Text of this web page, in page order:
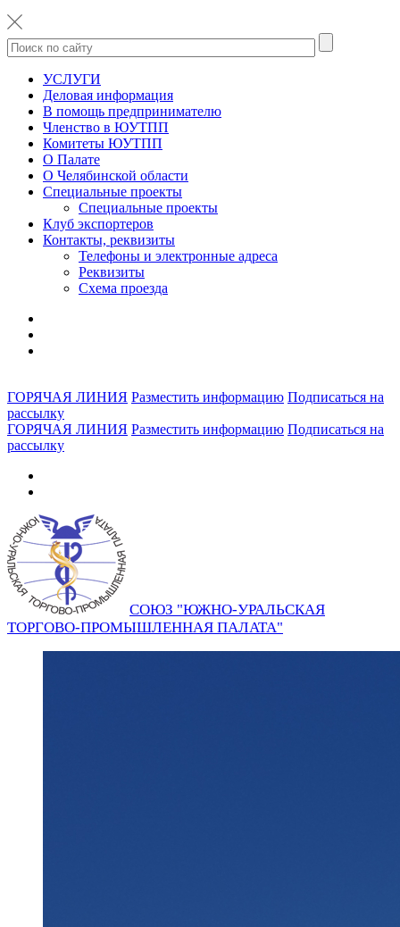
УСЛУГИ
Деловая информация
В помощь предпринимателю
Членство в ЮУТПП
Комитеты ЮУТПП
О Палате
О Челябинской области
Специальные проекты
Специальные проекты
Клуб экспортеров
Контакты, реквизиты
Телефоны и электронные адреса
Реквизиты
Схема проезда
ГОРЯЧАЯ ЛИНИЯ Разместить информацию Подписаться на
рассылку
ГОРЯЧАЯ ЛИНИЯ Разместить информацию Подписаться на
рассылку
СОЮЗ "ЮЖНО-УРАЛЬСКАЯ
ТОРГОВО-ПРОМЫШЛЕННАЯ ПАЛАТА"